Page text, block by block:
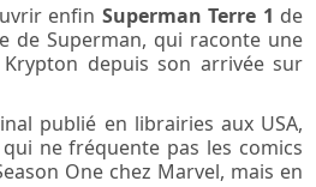
enfin Superman Terre 1 de
de Superman, qui raconte une
depuis son arrivée sur
publié en librairies aux USA,
ne fréquente pas les comics
One chez Marvel, mais en